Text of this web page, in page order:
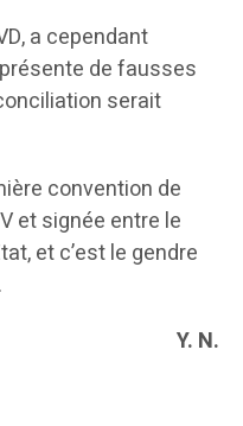
a cependant
de fausses
serait
convention de
et signée entre le
et c’est le gendre
Y. N.